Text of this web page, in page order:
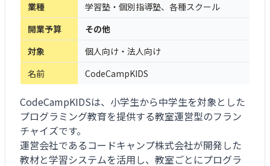
業種
学習塾・個別指導塾、各種スクール
開業予算
その他
対象
個人向け・法人向け
名前
CodeCampKIDS
CodeCampKIDSは、小学生から中学生を対象とした
プログラミング教育を提供する教室運営型のフラン
チャイズです。
運営会社であるコードキャンプ株式会社が開発した
教材と学習システムを活用し、教室ごとにプログラ